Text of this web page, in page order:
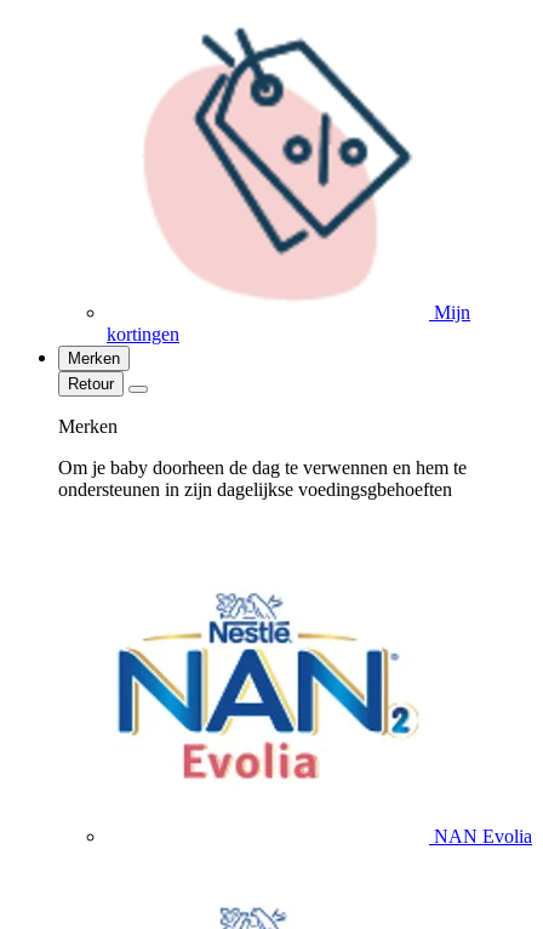
Mijn
kortingen
Merken
Retour
Merken
Om je baby doorheen de dag te verwennen en hem te
ondersteunen in zijn dagelijkse voedingsgbehoeften
NAN Evolia